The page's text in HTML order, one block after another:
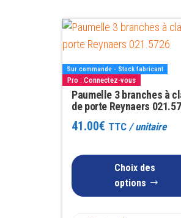
Sur commande - Stock fabricant
Pro : Connectez-vous
Paumelle 3 branches à
de porte Reynaers
41.00€ TTC / unitaire
Choix des
options
Ce
produit
plusieurs
variations.
Les
options
être
sur